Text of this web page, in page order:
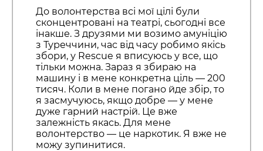
До волонтерства всі мої цілі були
сконцентровані на театрі, сьогодні все
інакше. З друзями ми возимо амуніцію
з Туреччини, час від часу робимо якісь
збори, у Rescue я вписуюсь у все, що
тільки можна. Зараз я збираю на
машину і в мене конкретна ціль — 200
тисяч. Коли в мене погано йде збір, то
я засмучуюсь, якщо добре — у мене
дуже гарний настрій. Це вже
залежність якась. Для мене
волонтерство — це наркотик. Я вже не
можу зупинитися.